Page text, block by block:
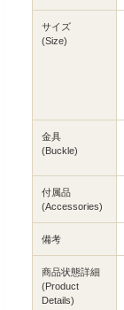
サイズ
(Size)
金具
(Buckle)
付属品
(Accessories)
備考
商品状態詳細
(Product
Details)